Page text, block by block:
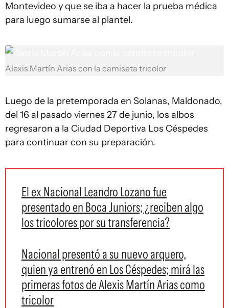
Montevideo y que se iba a hacer la prueba médica
para luego sumarse al plantel.
Alexis Martín Arias con la camiseta tricolor
Luego de la pretemporada en Solanas, Maldonado,
del 16 al pasado viernes 27 de junio, los albos
regresaron a la Ciudad Deportiva Los Céspedes
para continuar con su preparación.
El ex Nacional Leandro Lozano fue
presentado en Boca Juniors; ¿reciben algo
los tricolores por su transferencia?
Nacional presentó a su nuevo arquero,
quien ya entrenó en Los Céspedes; mirá las
primeras fotos de Alexis Martín Arias como
tricolor